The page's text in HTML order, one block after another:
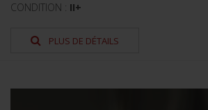
CONDITION : II+
PLUS DE DÉTAILS